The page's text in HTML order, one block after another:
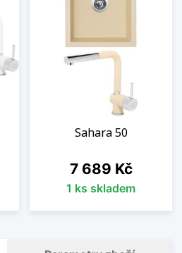
Sahara 50
Cena
7 689 Kč
1 ks skladem